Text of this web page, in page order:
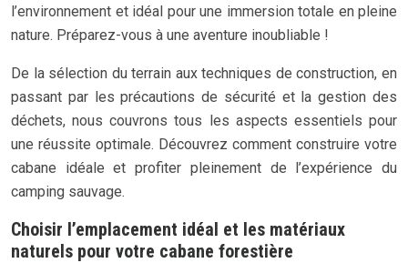
l’environnement et idéal pour une immersion totale en pleine
nature. Préparez-vous à une aventure inoubliable !
De la sélection du terrain aux techniques de construction, en
passant par les précautions de sécurité et la gestion des
déchets, nous couvrons tous les aspects essentiels pour
une réussite optimale. Découvrez comment construire votre
cabane idéale et profiter pleinement de l’expérience du
camping sauvage.
Choisir l’emplacement idéal et les matériaux
naturels pour votre cabane forestière